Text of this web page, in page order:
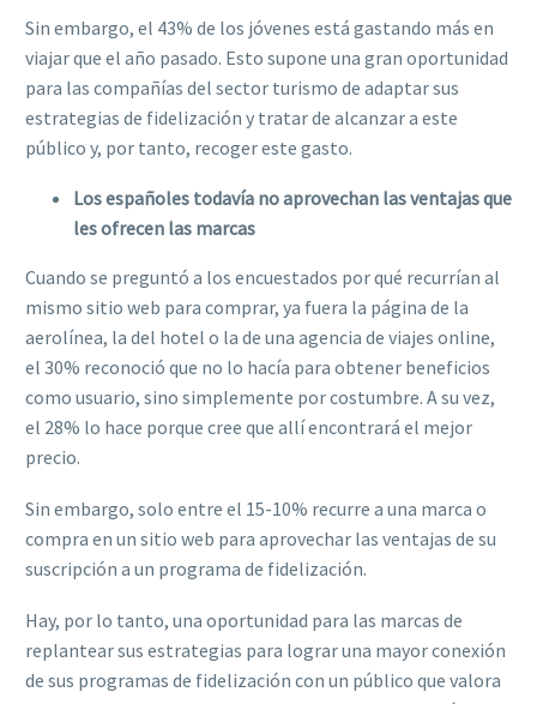
Sin embargo, el 43% de los jóvenes está gastando más en
viajar que el año pasado. Esto supone una gran oportunidad
para las compañías del sector turismo de adaptar sus
estrategias de fidelización y tratar de alcanzar a este
público y, por tanto, recoger este gasto.
Los españoles todavía no aprovechan las ventajas que
les ofrecen las marcas
Cuando se preguntó a los encuestados por qué recurrían al
mismo sitio web para comprar, ya fuera la página de la
aerolínea, la del hotel o la de una agencia de viajes online,
el 30% reconoció que no lo hacía para obtener beneficios
como usuario, sino simplemente por costumbre. A su vez,
el 28% lo hace porque cree que allí encontrará el mejor
precio.
Sin embargo, solo entre el 15-10% recurre a una marca o
compra en un sitio web para aprovechar las ventajas de su
suscripción a un programa de fidelización.
Hay, por lo tanto, una oportunidad para las marcas de
replantear sus estrategias para lograr una mayor conexión
de sus programas de fidelización con un público que valora